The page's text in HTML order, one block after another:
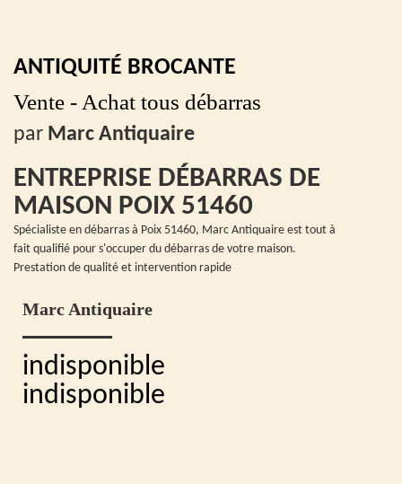
ANTIQUITÉ BROCANTE
Vente - Achat tous débarras
par Marc Antiquaire
ENTREPRISE DÉBARRAS DE
MAISON POIX 51460
Spécialiste en débarras à Poix 51460, Marc Antiquaire est tout à
fait qualifié pour s'occuper du débarras de votre maison.
Prestation de qualité et intervention rapide
Marc Antiquaire
indisponible
indisponible